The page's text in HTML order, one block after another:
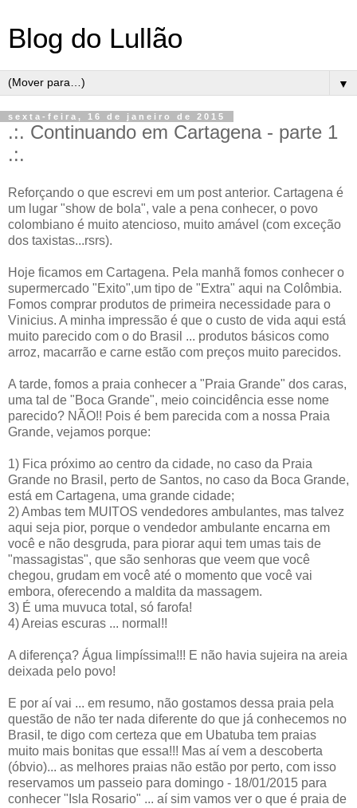
Blog do Lullão
▼
sexta-feira, 16 de janeiro de 2015
.:. Continuando em Cartagena - parte 1
.:.
Reforçando o que escrevi em um post anterior. Cartagena é
um lugar "show de bola", vale a pena conhecer, o povo
colombiano é muito atencioso, muito amável (com exceção
dos taxistas...rsrs).
Hoje ficamos em Cartagena. Pela manhã fomos conhecer o
supermercado "Exito",um tipo de "Extra" aqui na Colômbia.
Fomos comprar produtos de primeira necessidade para o
Vinicius. A minha impressão é que o custo de vida aqui está
muito parecido com o do Brasil ... produtos básicos como
arroz, macarrão e carne estão com preços muito parecidos.
A tarde, fomos a praia conhecer a "Praia Grande" dos caras,
uma tal de "Boca Grande", meio coincidência esse nome
parecido? NÃO!! Pois é bem parecida com a nossa Praia
Grande, vejamos porque:
1) Fica próximo ao centro da cidade, no caso da Praia
Grande no Brasil, perto de Santos, no caso da Boca Grande,
está em Cartagena, uma grande cidade;
2) Ambas tem MUITOS vendedores ambulantes, mas talvez
aqui seja pior, porque o vendedor ambulante encarna em
você e não desgruda, para piorar aqui tem umas tais de
"massagistas", que são senhoras que veem que você
chegou, grudam em você até o momento que você vai
embora, oferecendo a maldita da massagem.
3) É uma muvuca total, só farofa!
4) Areias escuras ... normal!!
A diferença? Água limpíssima!!! E não havia sujeira na areia
deixada pelo povo!
E por aí vai ... em resumo, não gostamos dessa praia pela
questão de não ter nada diferente do que já conhecemos no
Brasil, te digo com certeza que em Ubatuba tem praias
muito mais bonitas que essa!!! Mas aí vem a descoberta
(óbvio)... as melhores praias não estão por perto, com isso
reservamos um passeio para domingo - 18/01/2015 para
conhecer "Isla Rosario" ... aí sim vamos ver o que é praia de